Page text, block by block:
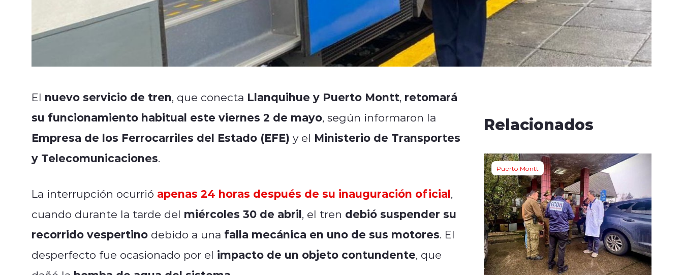
El nuevo servicio de tren, que conecta Llanquihue y Puerto Montt, retomará
su funcionamiento habitual este viernes 2 de mayo, según informaron la
Empresa de los Ferrocarriles del Estado (EFE) y el Ministerio de Transportes
y Telecomunicaciones.
La interrupción ocurrió apenas 24 horas después de su inauguración oficial,
cuando durante la tarde del miércoles 30 de abril, el tren debió suspender su
recorrido vespertino debido a una falla mecánica en uno de sus motores. El
desperfecto fue ocasionado por el impacto de un objeto contundente, que
Relacionados
Puerto Montt